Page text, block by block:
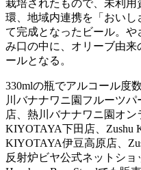
栽培されたもので、未利
環、地域内連携を「おい
て完成となったビール。
み口の中に、オリーブ由
ールとなる。
330mlの瓶でアルコール度
川バナナワニ園フルーツ
店、熱川バナナワニ園オン
KIYOTAYA下田店、Zushu
KIYOTAYA伊豆高原店、
反射炉ビヤ公式ネットショ